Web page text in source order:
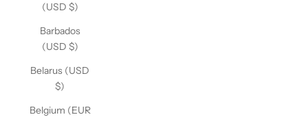
(USD $)
Barbados
(USD $)
Belarus (USD
$)
Belgium (EUR